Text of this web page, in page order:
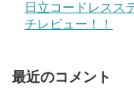
日立コードレスス
チレビュー！！
最近のコメント